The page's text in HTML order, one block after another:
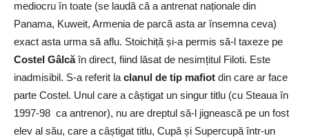
mediocru în toate (se laudă că a antrenat naționale din
Panama, Kuweit, Armenia de parcă asta ar însemna ceva)
exact asta urma să aflu. Stoichiță și-a permis să-l taxeze pe
Costel Gâlcăîn direct, fiind lăsat de nesimțitul Filoti. Este
inadmisibil. S-a referit la clanul de tip mafiot din care ar face
parte Costel. Unul care a câștigat un singur titlu (cu Steaua în
1997-98 ca antrenor), nu are dreptul să-l jignească pe un fost
elev al său, care a câștigat titlu, Cupă și Supercupă într-un